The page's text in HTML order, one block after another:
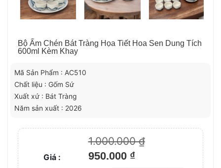
Bộ Ấm Chén Bát Tràng Họa Tiết Hoa Sen Dung Tích
600ml Kèm Khay
Mã Sản Phẩm : AC510
Chất liệu : Gốm Sứ
Xuất xứ : Bát Tràng
Năm sản xuất : 2026
1.000.000 ₫
Giá : 950.000 ₫